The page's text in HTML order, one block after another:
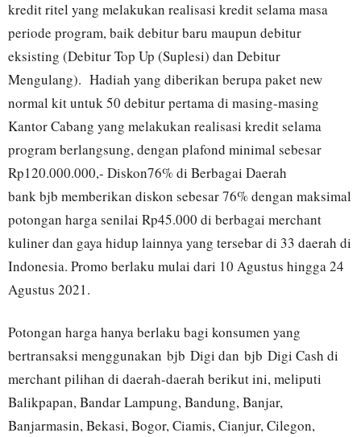
kredit ritel yang melakukan realisasi kredit selama masa
periode program, baik debitur baru maupun debitur
eksisting (Debitur Top Up (Suplesi) dan Debitur
Mengulang). Hadiah yang diberikan berupa paket new
normal kit untuk 50 debitur pertama di masing-masing
Kantor Cabang yang melakukan realisasi kredit selama
program berlangsung, dengan plafond minimal sebesar
Rp120.000.000,- Diskon76% di Berbagai Daerah
bank bjb memberikan diskon sebesar 76% dengan maksimal
potongan harga senilai Rp45.000 di berbagai merchant
kuliner dan gaya hidup lainnya yang tersebar di 33 daerah di
Indonesia. Promo berlaku mulai dari 10 Agustus hingga 24
Agustus 2021.
Potongan harga hanya berlaku bagi konsumen yang
bertransaksi menggunakan bjb Digi dan bjb Digi Cash di
merchant pilihan di daerah-daerah berikut ini, meliputi
Balikpapan, Bandar Lampung, Bandung, Banjar,
Banjarmasin, Bekasi, Bogor, Ciamis, Cianjur, Cilegon,